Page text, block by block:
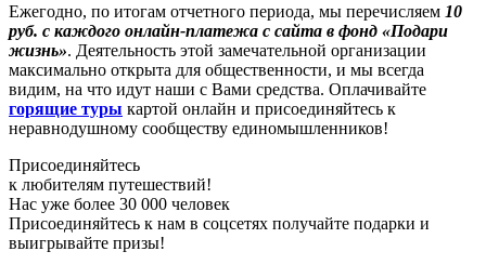
Ежегодно, по итогам отчетного периода, мы перечисляем 10
руб. с каждого онлайн-платежа с сайта в фонд «Подари
жизнь». Деятельность этой замечательной организации
максимально открыта для общественности, и мы всегда
видим, на что идут наши с Вами средства. Оплачивайте
горящие туры картой онлайн и присоединяйтесь к
неравнодушному сообществу единомышленников!
Присоединяйтесь
к любителям путешествий!
Нас уже более 30 000 человек
Присоединяйтесь к нам в соцсетях получайте подарки и
выигрывайте призы!